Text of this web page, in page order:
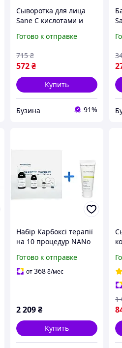
Сыворотка для лица
Sane С кислотами и
липосомах Для
мл 4820266830878
mayak
Готово к отправке
572₴
715 ₴
Купить
Бузина 91%
Набір Карбоксі терапії
на 10 процедур NANo
Жирної та
Комбінованої шкіри
Готово к отправке
от368₴/мес
2 209₴
Купить
1